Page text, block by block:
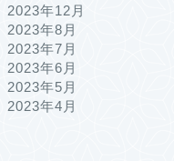
2023年12月
2023年8月
2023年7月
2023年6月
2023年5月
2023年4月